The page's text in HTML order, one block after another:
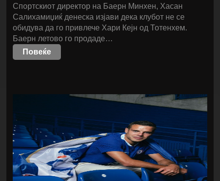
Спортскиот директор на Баерн Минхен, Хасан
Салихамиџиќ денеска изјави дека клубот не се
обидува да го привлече Хари Кејн од Тотенхем.
Баерн летово го продаде…
Повеќе